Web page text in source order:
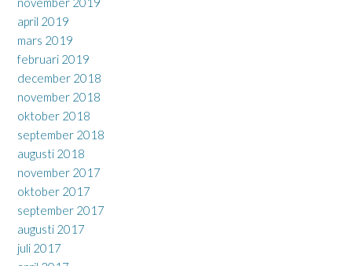
april 2019
mars 2019
februari 2019
december 2018
november 2018
oktober 2018
september 2018
augusti 2018
november 2017
oktober 2017
september 2017
augusti 2017
juli 2017